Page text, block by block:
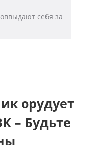
выдают себя за
орудует
– Будьте